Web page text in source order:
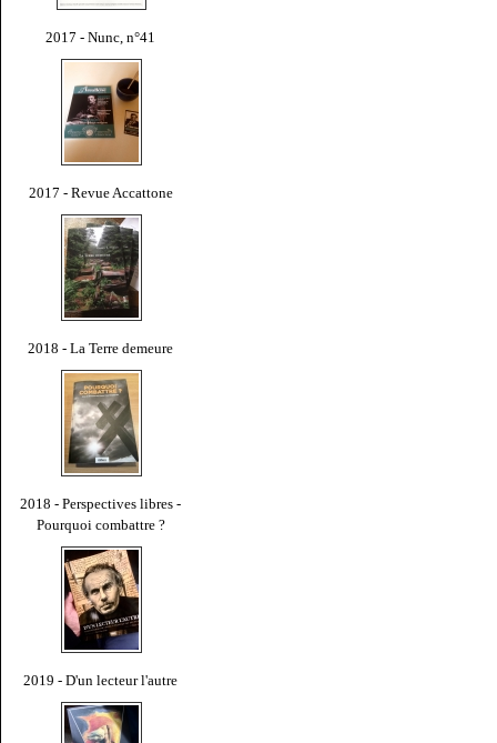
2017 - Nunc, n°41
2017 - Revue Accattone
2018 - La Terre demeure
2018 - Perspectives libres -
Pourquoi combattre ?
2019 - D'un lecteur l'autre